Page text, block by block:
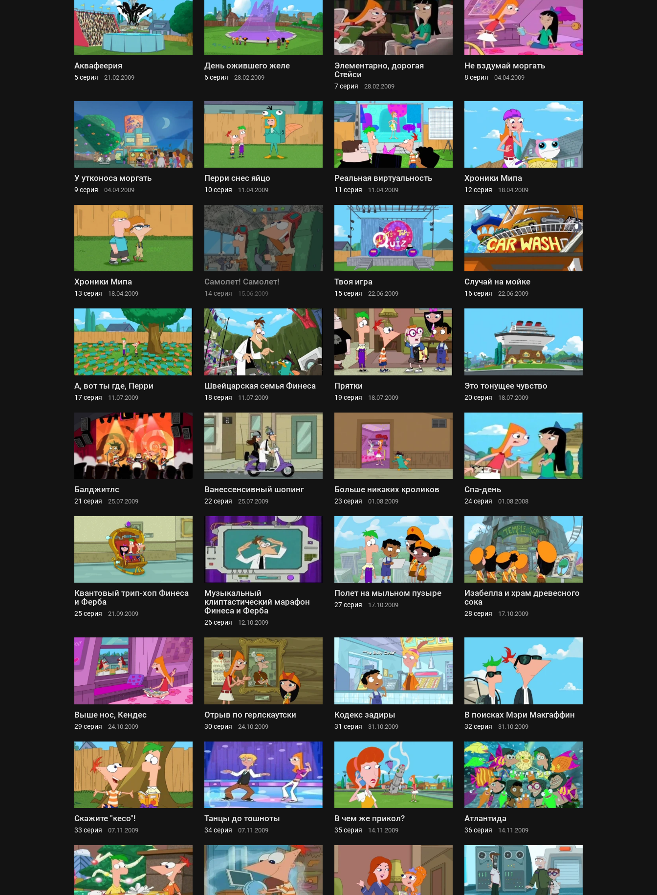
Аквафеерия
5 серия 21.02.2009
День ожившего желе
6 серия 28.02.2009
Элементарно, дорогая
Стейси
7 серия 28.02.2009
Не вздумай моргать
8 серия 04.04.2009
У утконоса моргать
9 серия 04.04.2009
Перри снес яйцо
10 серия 11.04.2009
Реальная виртуальность
11 серия 11.04.2009
Хроники Мипа
12 серия 18.04.2009
Хроники Мипа
13 серия 18.04.2009
Самолет! Самолет!
14 серия 15.06.2009
Твоя игра
15 серия 22.06.2009
Случай на мойке
16 серия 22.06.2009
А, вот ты где, Перри
17 серия 11.07.2009
Швейцарская семья Финеса
18 серия 11.07.2009
Прятки
19 серия 18.07.2009
Это тонущее чувство
20 серия 18.07.2009
Балджитлс
21 серия 25.07.2009
Ванессенсивный шопинг
22 серия 25.07.2009
Больше никаких кроликов
23 серия 01.08.2009
Спа-день
24 серия 01.08.2008
Квантовый трип-хоп Финеса
и Ферба
25 серия 21.09.2009
Музыкальный
клиптастический марафон
Финеса и Ферба
26 серия 12.10.2009
Полет на мыльном пузыре
27 серия 17.10.2009
Изабелла и храм древесного
сока
28 серия 17.10.2009
Выше нос, Кендес
29 серия 24.10.2009
Отрыв по герлскаутски
30 серия 24.10.2009
Кодекс задиры
31 серия 31.10.2009
В поисках Мэри Макгаффин
32 серия 31.10.2009
Скажите "кесо"!
33 серия 07.11.2009
Танцы до тошноты
34 серия 07.11.2009
В чем же прикол?
35 серия 14.11.2009
Атлантида
36 серия 14.11.2009